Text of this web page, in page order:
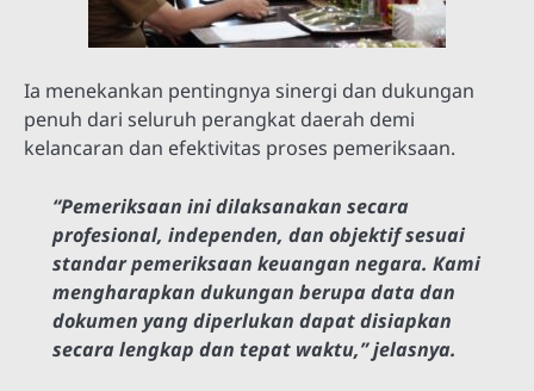
Ia menekankan pentingnya sinergi dan dukungan
penuh dari seluruh perangkat daerah demi
kelancaran dan efektivitas proses pemeriksaan.
“Pemeriksaan ini dilaksanakan secara
profesional, independen, dan objektif sesuai
standar pemeriksaan keuangan negara. Kami
mengharapkan dukungan berupa data dan
dokumen yang diperlukan dapat disiapkan
secara lengkap dan tepat waktu,” jelasnya.